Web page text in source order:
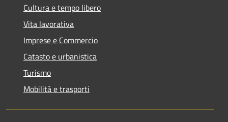
Cultura e tempo libero
Vita lavorativa
Imprese e Commercio
Catasto e urbanistica
Turismo
Mobilità e trasporti